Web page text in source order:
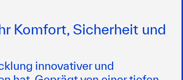
Komfort, Sicherheit und
innovativer und